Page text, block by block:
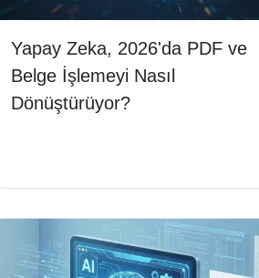
Yapay Zeka, 2026'da PDF ve
Belge İşlemeyi Nasıl
Dönüştürüyor?